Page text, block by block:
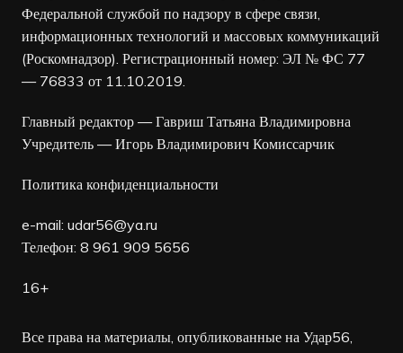
Федеральной службой по надзору в сфере связи,
информационных технологий и массовых коммуникаций
(Роскомнадзор). Регистрационный номер: ЭЛ № ФС 77
— 76833 от 11.10.2019.
Главный редактор — Гавриш Татьяна Владимировна
Учредитель — Игорь Владимирович Комиссарчик
Политика конфиденциальности
e-mail: udar56@ya.ru
Телефон: 8 961 909 5656
16+
Все права на материалы, опубликованные на Удар56,